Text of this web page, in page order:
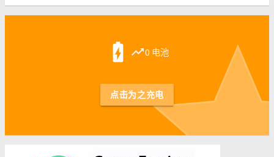
battery_charging_full trending_up0 电池
点击为之充电